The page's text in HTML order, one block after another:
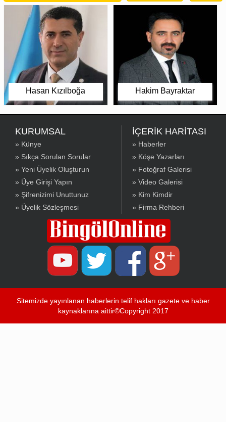
Hasan Kızılboğa Hakim Bayraktar
KURUMSAL
» Künye
» Sıkça Sorulan Sorular
» Yeni Üyelik Oluşturun
» Üye Girişi Yapın
» Şifrenizimi Unuttunuz
» Üyelik Sözleşmesi
İÇERİK HARİTASI
» Haberler
» Köşe Yazarları
» Fotoğraf Galerisi
» Video Galerisi
» Kim Kimdir
» Firma Rehberi
Sitemizde yayınlanan haberlerin telif hakları gazete ve haber
kaynaklarına aittir©Copyright 2017